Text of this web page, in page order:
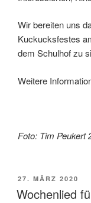
Wir bereiten uns
Kuckucksfestes
dem Schulhof zu
Weitere
Foto: Tim Peukert
VERÖFFENTLICHT
AM
27. MÄRZ 2020
Wochenlied